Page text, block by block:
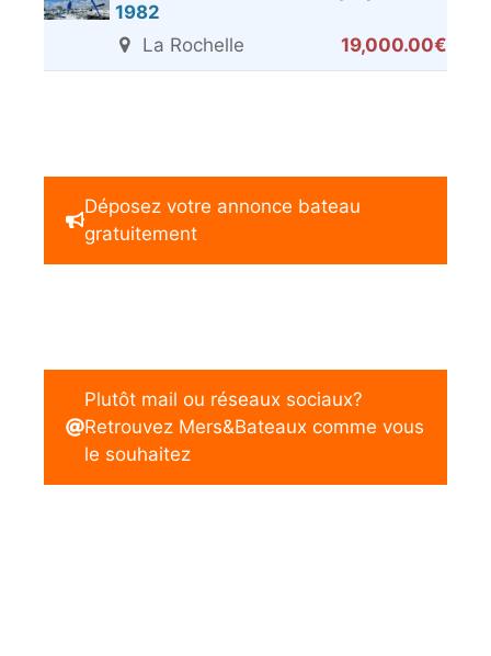
1982
La Rochelle
19,000.00€
Déposez votre annonce bateau
gratuitement
Plutôt mail ou réseaux sociaux?
Retrouvez Mers&Bateaux comme vous
le souhaitez